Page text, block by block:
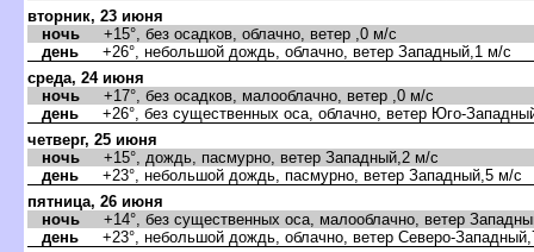
торник, 23 июня
ночь +15°, без осадков, облачно, ветер ,0 м/с
день +26°, небольшой дождь, облачно, ветер Западный,1 м/с
среда, 24 июня
ночь +17°, без осадков, малооблачно, ветер ,0 м/с
день +26°, без существенных оса, облачно, ветер Юго-
четверг, 25 июня
ночь +15°, дождь, пасмурно, ветер Западный,2 м/с
день +23°, небольшой дождь, пасмурно, ветер Западный,5 м/с
пятница, 26 июня
ночь +14°, без существенных оса, малооблачно, ветер
день +23°, небольшой дождь, облачно, ветер Северо-